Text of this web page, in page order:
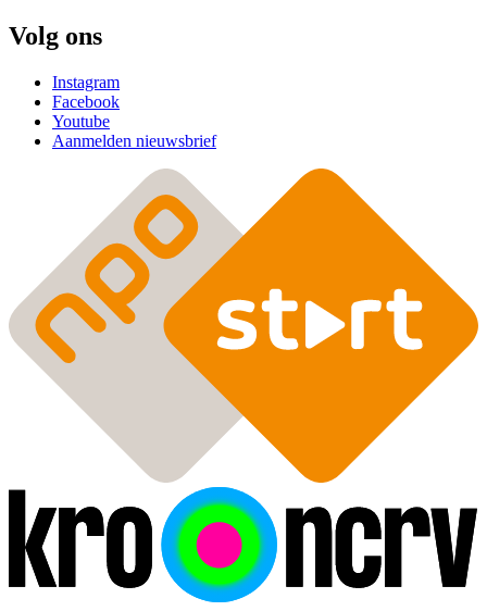
Volg ons
Instagram
Facebook
Youtube
Aanmelden nieuwsbrief